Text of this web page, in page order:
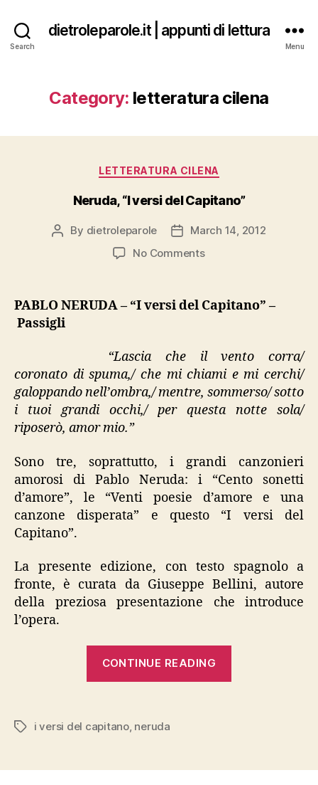
Search
dietroleparole.it | appunti di lettura
Menu
Category: letteratura cilena
Categories
LETTERATURA CILENA
Neruda, “I versi del Capitano”
Post
By dietroleparole
PostMarch 14, 2012
No Commentson
versi
del
PABLO NERUDA – “I versi del Capitano” –
Passigli
“Lascia che il vento corra/
coronato di spuma,/ che mi chiami e mi cerchi/
galoppando nell’ombra,/ mentre, sommerso/ sotto
i tuoi grandi occhi,/ per questa notte sola/
riposerò, amor mio.”
Sono tre, soprattutto, i grandi canzonieri
amorosi di Pablo Neruda: i “Cento sonetti
d’amore”, le “Venti poesie d’amore e una
canzone disperata” e questo “I versi del
Capitano”.
La presente edizione, con testo spagnolo a
fronte, è curata da Giuseppe Bellini, autore
della preziosa presentazione che introduce
l’opera.
CONTINUE READING
Tagsi versi del capitano, neruda